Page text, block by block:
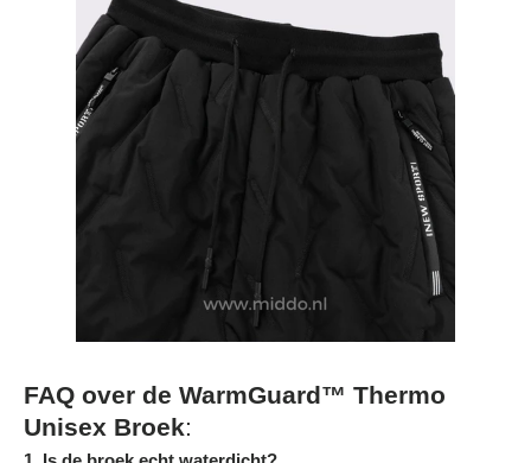
FAQ over de WarmGuard™ Thermo
Unisex Broek: